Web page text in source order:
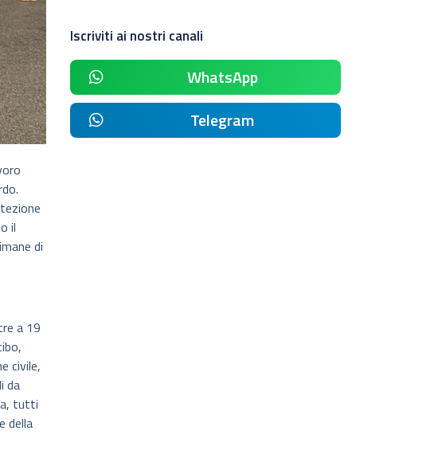
il
di
a 19
civile,
da
tutti
della
Iscriviti ai nostri canali
WhatsApp
Telegram